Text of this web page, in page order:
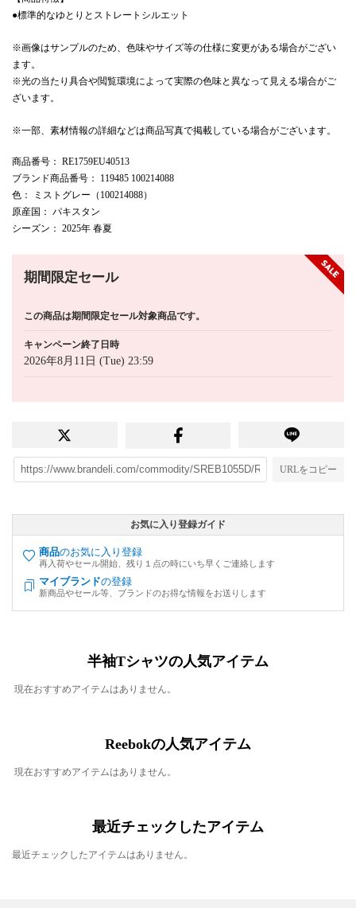
●標準的なゆとりとストレートシルエット
※画像はサンプルのため、色味やサイズ等の仕様に変更がある場合がござい
ます。
※光の当たり具合や閲覧環境によって実際の色味と異なって見える場合がご
ざいます。
※一部、素材情報の詳細などは商品写真で掲載している場合がございます。
商品番号 ： RE1759EU40513
ブランド商品番号 ： 119485 100214088
色 ： ミストグレー（100214088）
原産国 ： パキスタン
シーズン ： 2025年 春夏
期間限定セール
この商品は期間限定セール対象商品です。
キャンペーン終了日時
2026年8月11日 (Tue) 23:59
URLをコピー
お気に入り登録ガイド
商品のお気に入り登録
再入荷やセール開始、残り１点の時にいち早くご連絡します
マイブランドの登録
新商品やセール等、ブランドのお得な情報をお送りします
半袖Tシャツの人気アイテム
現在おすすめアイテムはありません。
Reebokの人気アイテム
現在おすすめアイテムはありません。
最近チェックしたアイテム
最近チェックしたアイテムはありません。